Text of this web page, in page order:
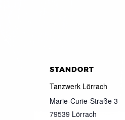
STANDORT
Tanzwerk Lörrach
Marie-Curie-Straße 3
79539 Lörrach